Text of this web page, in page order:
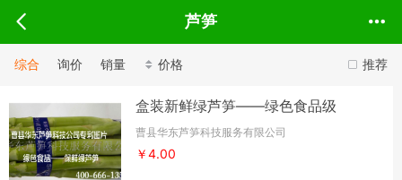
芦笋
推荐
综合 询价 销量 价格
盒装新鲜绿芦笋——绿色食品级
曹县华东芦笋科技服务有限公司
￥4.00